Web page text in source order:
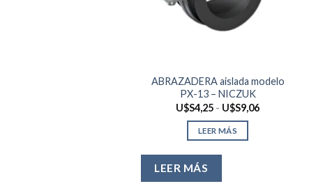
ABRAZADERA aislada modelo
PX-13 – NICZUK
U$S4,25 - U$S9,06Rango
LEER MÁS
LEER MÁS